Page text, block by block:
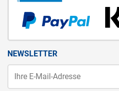
NEWSLETTER